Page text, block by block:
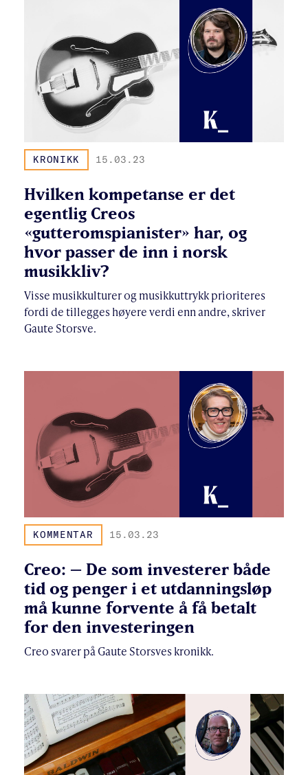
KRONIKK 15.03.23
Hvilken kompetanse er det
egentlig Creos
«gutteromspianister» har, og
hvor passer de inn i norsk
musikkliv?
Visse musikkulturer og musikkuttrykk prioriteres
fordi de tillegges høyere verdi enn andre, skriver
Gaute Storsve.
KOMMENTAR 15.03.23
Creo: – De som investerer både
tid og penger i et utdanningsløp
må kunne forvente å få betalt
for den investeringen
Creo svarer på Gaute Storsves kronikk.